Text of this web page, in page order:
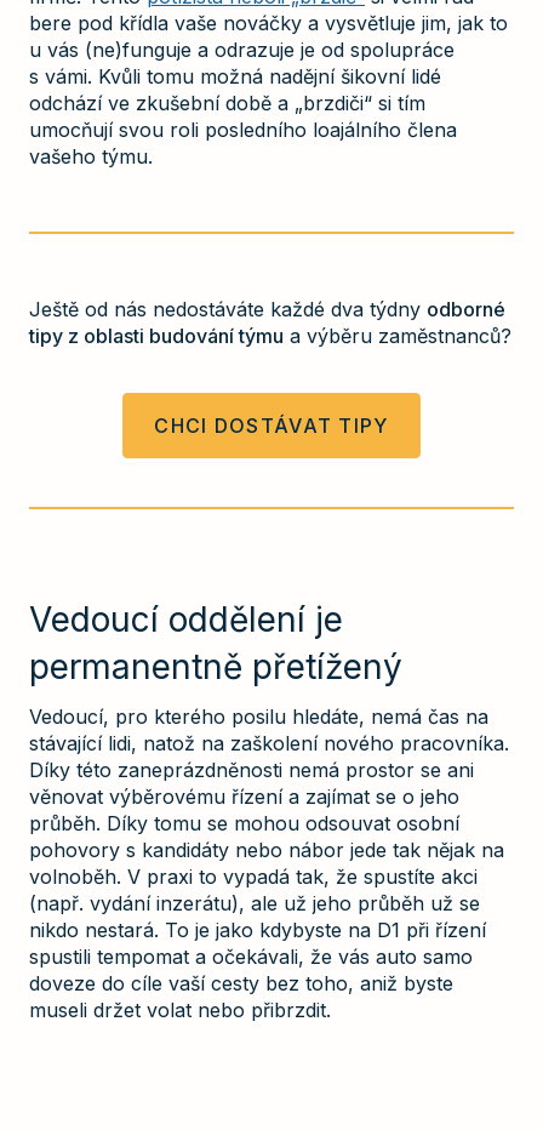
bere pod křídla vaše nováčky a vysvětluje jim, jak to
u vás (ne)funguje a odrazuje je od spolupráce
s vámi. Kvůli tomu možná nadějní šikovní lidé
odchází ve zkušební době a „brzdiči“ si tím
umocňují svou roli posledního loajálního člena
vašeho týmu.
Ještě od nás nedostáváte každé dva týdny odborné
tipy z oblasti budování týmu a výběru zaměstnanců?
CHCI DOSTÁVAT TIPY
Vedoucí oddělení je
permanentně přetížený
Vedoucí, pro kterého posilu hledáte, nemá čas na
stávající lidi, natož na zaškolení nového pracovníka.
Díky této zaneprázdněnosti nemá prostor se ani
věnovat výběrovému řízení a zajímat se o jeho
průběh. Díky tomu se mohou odsouvat osobní
pohovory s kandidáty nebo nábor jede tak nějak na
volnoběh. V praxi to vypadá tak, že spustíte akci
(např. vydání inzerátu), ale už jeho průběh už se
nikdo nestará. To je jako kdybyste na D1 při řízení
spustili tempomat a očekávali, že vás auto samo
doveze do cíle vaší cesty bez toho, aniž byste
museli držet volat nebo přibrzdit.